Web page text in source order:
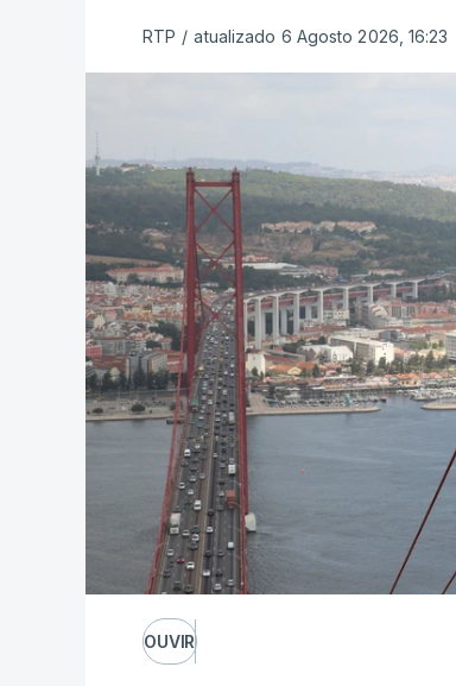
RTP / atualizado 6 Agosto 2026, 16:23
OUVIR